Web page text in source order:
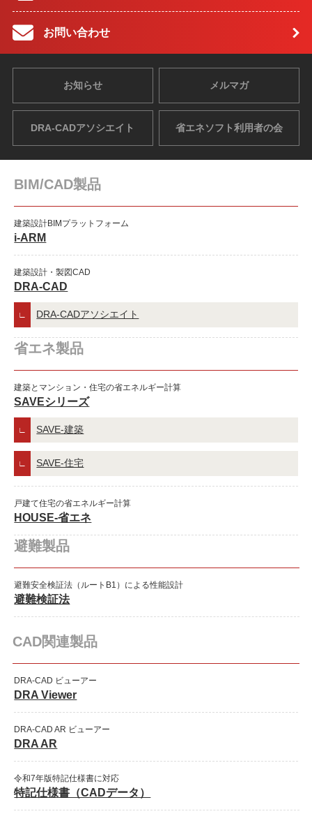
お問い合わせ
お知らせ メルマガ
DRA-CADアソシエイト 省エネソフト利用者の会
BIM/CAD製品
建築設計BIMプラットフォーム
i-ARM
建築設計・製図CAD
DRA-CAD
DRA-CADアソシエイト
省エネ製品
建築とマンション・住宅の省エネルギー計算
SAVEシリーズ
SAVE-建築
SAVE-住宅
戸建て住宅の省エネルギー計算
HOUSE-省エネ
避難製品
避難安全検証法（ルートB1）による性能設計
避難検証法
CAD関連製品
DRA-CAD ビューアー
DRA Viewer
DRA-CAD AR ビューアー
DRA AR
令和7年版特記仕様書に対応
特記仕様書（CADデータ）